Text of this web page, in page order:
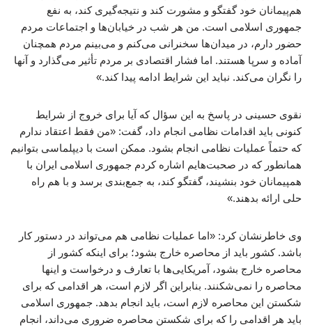
هم‌پیمانان خود گفتگو و مشورت کند و نتیجه‌گیری کند، به نفع
جمهوری اسلامی است. من هر شب در خیابان‌ها و اجتماعات مردم
حضور دارم، در میدان‌ها سخنرانی می‌کنم و می‌بینم مردم همچنان
آماده و سرپا هستند. اما فشار اقتصادی بر مردم تأثیر می‌گذارد و آنها
را نگران می‌کند. نباید این شرایط ادامه پیدا کند.»
نقوی حسینی در پاسخ به این سؤال که آیا برای خروج از شرایط
کنونی باید اقدامات نظامی انجام داد، گفت: «من فقط اعتقاد ندارم
که حتماً عملیات نظامی انجام بشود. ممکن است با دیپلماسی بتوانیم
همانطور که در صحبت‌هایم اشاره کردم جمهوری اسلامی ایران با
همپیمانان خود بنشیند، گفتگو کند، به جمع‌بندی برسد و با هم راه
حلی ارائه بدهند.»
وی خاطرنشان کرد: «اما عملیات نظامی هم می‌تواند در دستور کار
باشد. کشور باید از محاصره خارج بشود؛ برای اینکه کشور از
محاصره خارج بشود، آمریکایی‌ها با تعارف و درخواست و اینها
محاصره را نمی‌شکنند. بنابراین اگر لازم است، هر اقدامی که برای
شکستن این محاصره لازم است، باید انجام بدهد. جمهوری اسلامی
باید هر اقدامی را که برای شکستن محاصره ضروری می‌داند، انجام